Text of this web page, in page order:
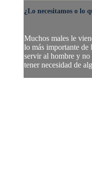
¿Lo necesitamos o lo
Muchos males le
lo más importante de
servir al hombre y
tener necesidad de